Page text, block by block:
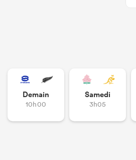
Demain
10h00
Samedi
3h05